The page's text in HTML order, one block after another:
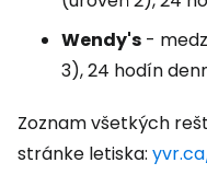
Wendy's -
3), 24 hodín
Zoznam všetkých
stránke letiska: